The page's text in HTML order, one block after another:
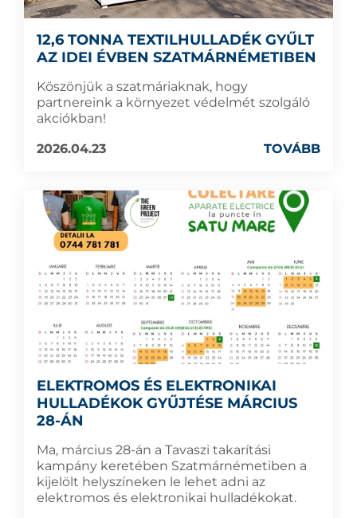
12,6 TONNA TEXTILHULLADÉK GYŰLT
AZ IDEI ÉVBEN SZATMÁRNÉMETIBEN
Köszönjük a szatmáriaknak, hogy
partnereink a környezet védelmét szolgáló
akciókban!
2026.04.23
TOVÁBB
ELEKTROMOS ÉS ELEKTRONIKAI
HULLADÉKOK GYŰJTÉSE MÁRCIUS
28-ÁN
Ma, március 28-án a Tavaszi takarítási
kampány keretében Szatmárnémetiben a
kijelölt helyszíneken le lehet adni az
elektromos és elektronikai hulladékokat.